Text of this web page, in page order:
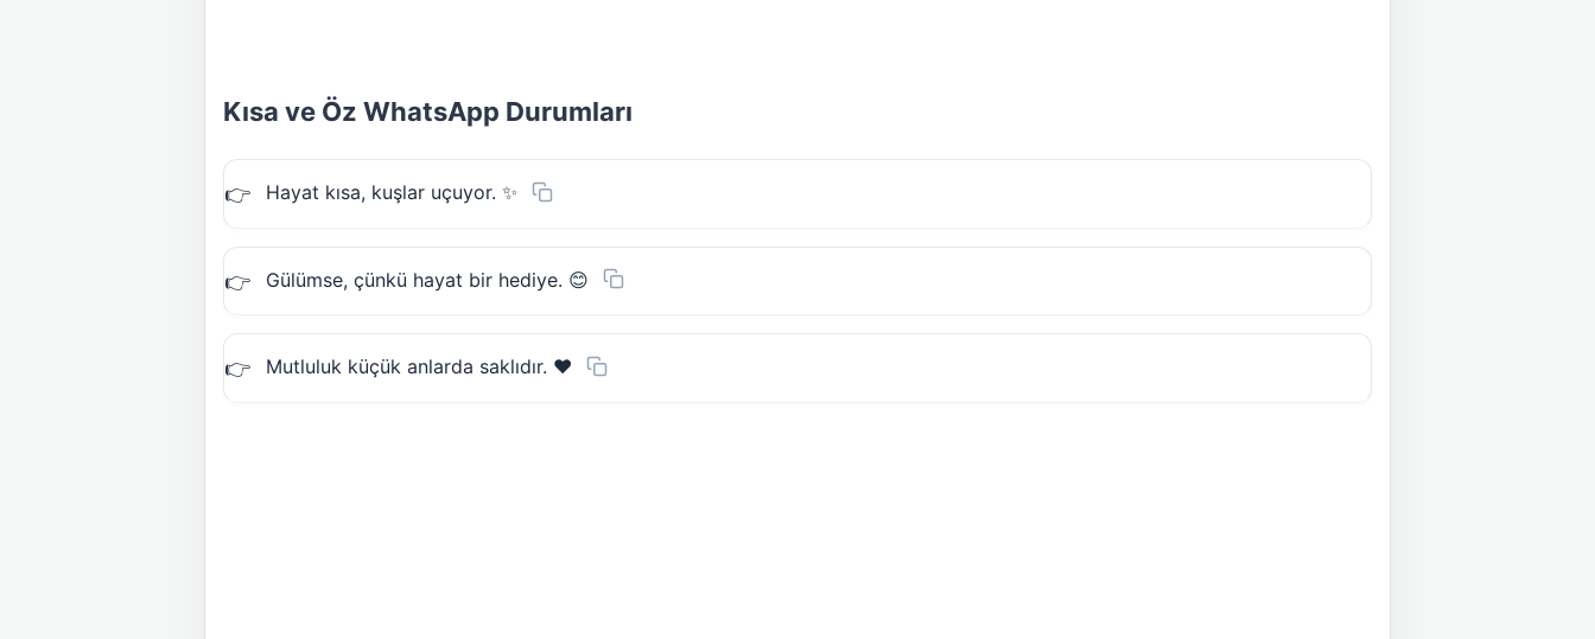
Kısa ve Öz WhatsApp Durumları
Hayat kısa, kuşlar uçuyor. ✨
Gülümse, çünkü hayat bir hediye. 😊
Mutluluk küçük anlarda saklıdır. ❤️